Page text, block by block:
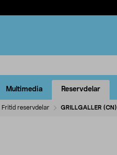
Multimedia Reservdelar
Fritid reservdelar GRILLGALLER (CN)